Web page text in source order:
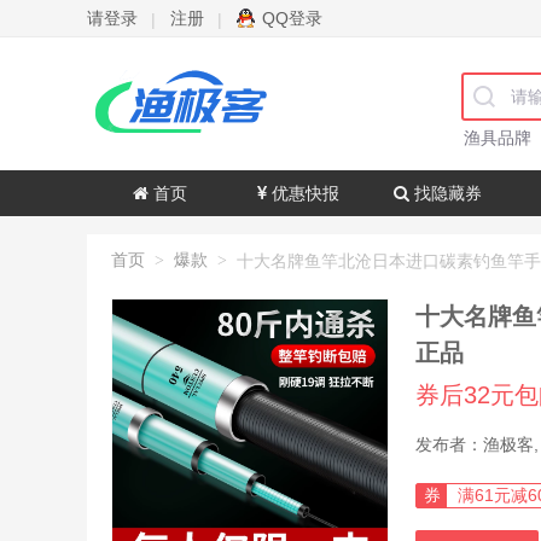
请登录 | 注册 | QQ登录
渔具品牌
首页 优惠快报 找隐藏券
首页 > 爆款 >
十大名牌
正品
券后32元
券 满61元减